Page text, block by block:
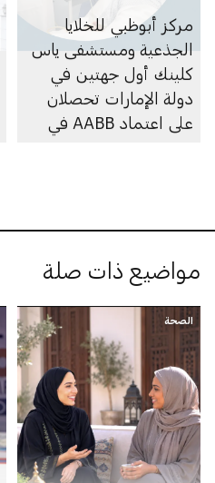
مركز أبوظبي للخلايا
الجذعية ومستشفى ياس
كلينك أول جهتين في
دولة الإمارات تحصلان
على اعتماد AABB في
مواضيع ذات صلة
الصحة